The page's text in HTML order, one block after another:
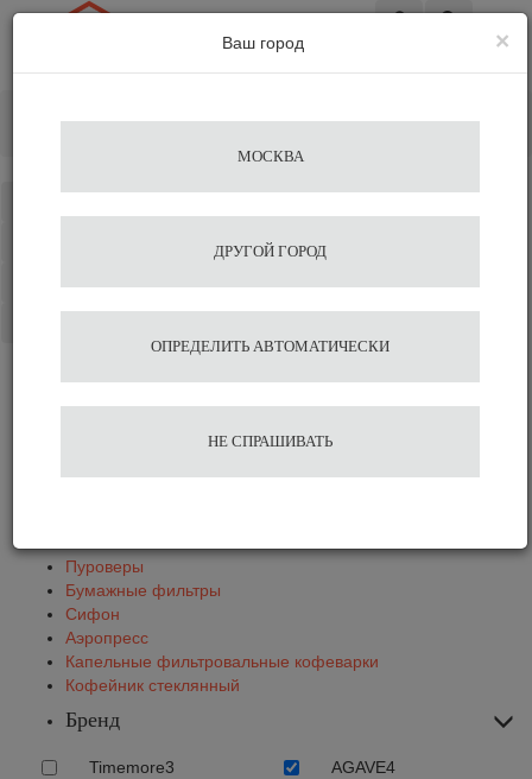
Пуроверы
Бумажные фильтры
Сифон
Аэропресс
Капельные фильтровальные кофеварки
Кофейник стеклянный
Бренд
Timemore3 AGAVE4
×
Ваш город
МОСКВА
ДРУГОЙ ГОРОД
ОПРЕДЕЛИТЬ АВТОМАТИЧЕСКИ
НЕ СПРАШИВАТЬ